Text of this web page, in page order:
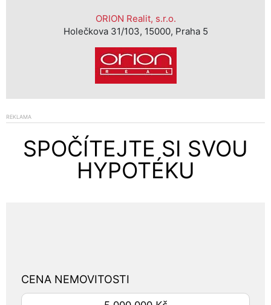
ORION Realit, s.r.o.
Holečkova 31/103, 15000, Praha 5
REKLAMA
SPOČÍTEJTE SI SVOU
HYPOTÉKU
CENA NEMOVITOSTI